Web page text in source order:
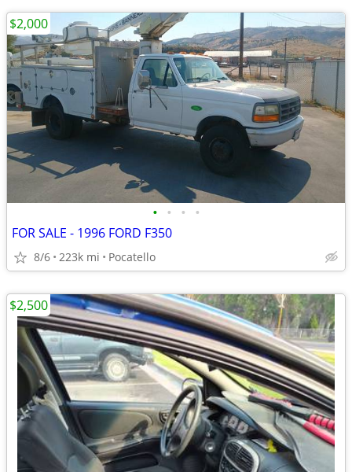
• • • •
FOR SALE - 1996 FORD F350
8/6 223k mi Pocatello
$2,000
$2,500